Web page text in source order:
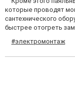
которые проводят
сантехнического
быстрее отогреть
#электромонтаж